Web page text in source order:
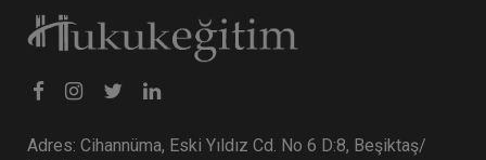
Adres: Cihannüma, Eski Yıldız Cd. No 6 D:8, Beşiktaş/